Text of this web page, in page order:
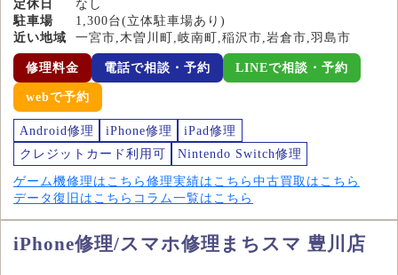
定休日
なし
駐車場
1,300台(立体駐車場あり)
近い地域
一宮市,木曽川町,岐南町,稲沢市,岩倉市,羽島市
修理料金 電話で相談・予約 LINEで相談・予約
webで予約
Android修理 iPhone修理
iPad修理
クレジットカード利用可
Nintendo Switch修理
ゲーム機修理はこちら 修理実績はこちら 中古買取はこちら
データ復旧はこちら コラム一覧はこちら
iPhone修理/スマホ修理まちスマ 豊川店